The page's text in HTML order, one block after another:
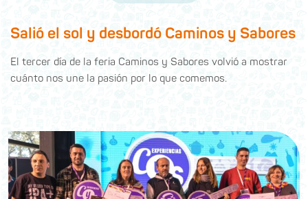
Salió el sol y desbordó Caminos y Sabores
El tercer día de la feria Caminos y Sabores volvió a mostrar
cuánto nos une la pasión por lo que comemos.